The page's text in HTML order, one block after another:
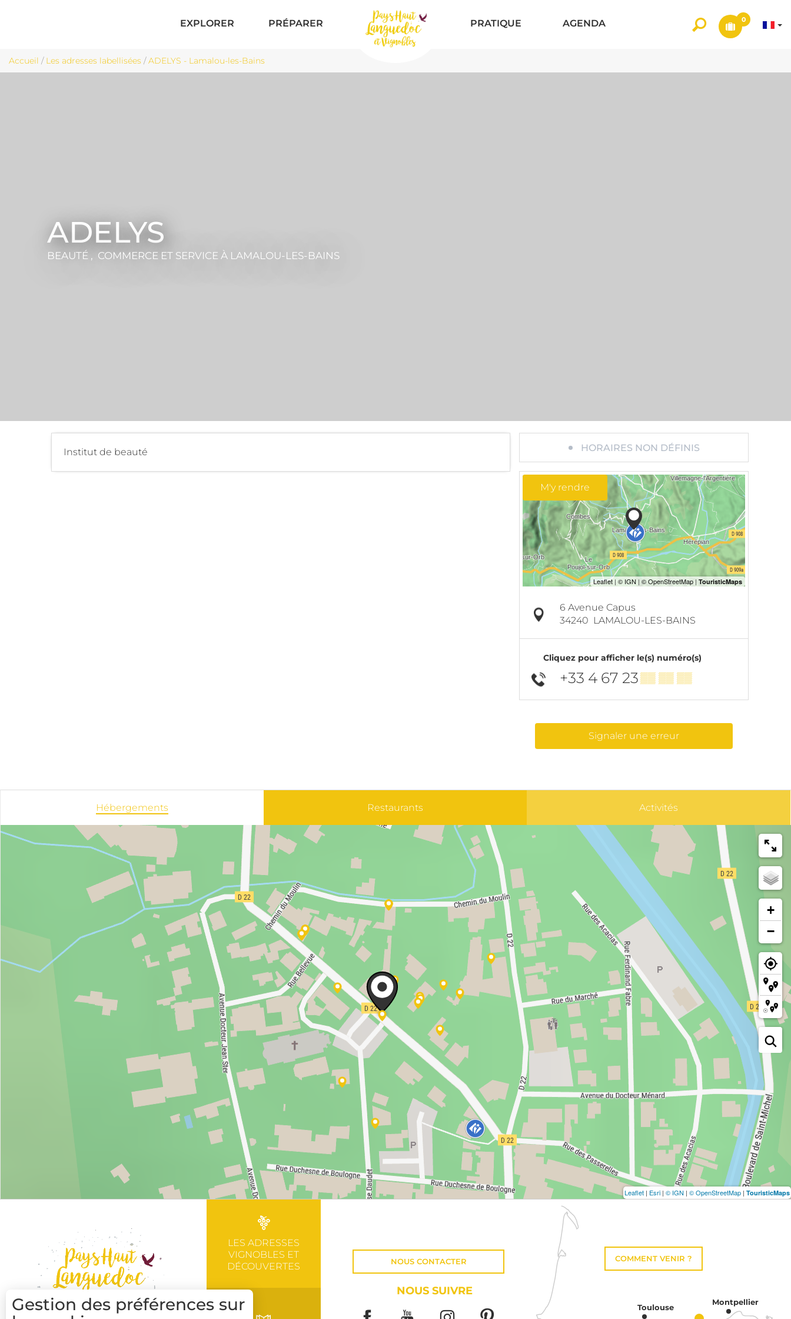
EXPLORER PRÉPARER PRATIQUE AGENDA 0
Accueil / Les adresses labellisées /ADELYS - Lamalou-les-Bains
ADELYS
BEAUTÉ , COMMERCE ET SERVICE À LAMALOU-LES-BAINS
Institut de beauté HORAIRES NON DÉFINIS
M'y rendre
6 Avenue Capus
34240 LAMALOU-LES-BAINS
Cliquez pour afficher le(s) numéro(s)
+33 4 67 23▒▒ ▒▒ ▒▒
Signaler une erreur
Hébergements Restaurants Activités
+
−
Leaflet | Esri | © IGN | © OpenStreetMap | TouristicMaps
LES ADRESSES
VIGNOBLES ET
DÉCOUVERTES
NOUS CONTACTER
NOUS SUIVRE
COMMENT VENIR ?
Toulouse
Montpellier
Gestion des préférences sur